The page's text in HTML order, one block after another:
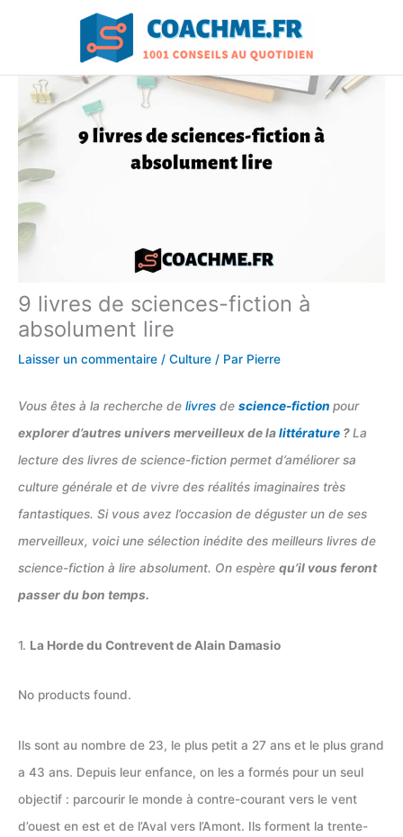
9 livres de sciences-fiction à
absolument lire
Laisser un commentaire / Culture / Par Pierre
Vous êtes à la recherche de livres de science-fiction pour
explorer d’autres univers merveilleux de lalittérature ?La
lecture des livres de science-fiction permet d’améliorer sa
culture générale et de vivre des réalités imaginaires très
fantastiques. Si vous avez l’occasion de déguster un de ses
merveilleux, voici une sélection inédite des meilleurs livres de
science-fiction à lire absolument. On espère qu’il vous feront
passer du bon temps.
1. La Horde du Contrevent de Alain Damasio
No products found.
Ils sont au nombre de 23, le plus petit a 27 ans et le plus grand
a 43 ans. Depuis leur enfance, on les a formés pour un seul
objectif : parcourir le monde à contre-courant vers le vent
d’ouest en est et de l’Aval vers l’Amont. Ils forment la trente-